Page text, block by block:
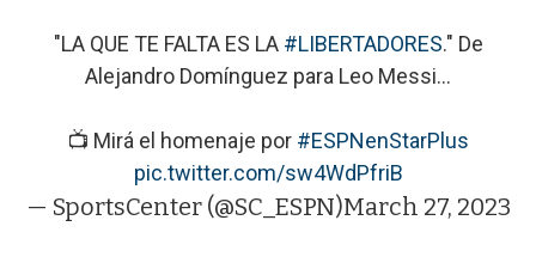
"LA QUE TE FALTA ES LA #LIBERTADORES." De
Alejandro Domínguez para Leo Messi...
📺 Mirá el homenaje por #ESPNenStarPlus
pic.twitter.com/sw4WdPfriB
— SportsCenter (@SC_ESPN)March 27, 2023